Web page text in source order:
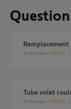
3 réponses VOLET
Tube volet
8 réponses VOLET